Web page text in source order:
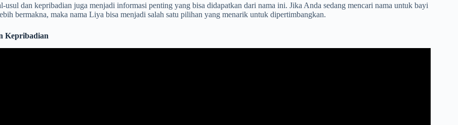
dan kepribadian juga menjadi informasi penting yang bisa didapatkan dari nama ini. Jika Anda sedang mencari nama untuk bayi
bermakna, maka nama Liya bisa menjadi salah satu pilihan yang menarik untuk dipertimbangkan.
Kepribadian